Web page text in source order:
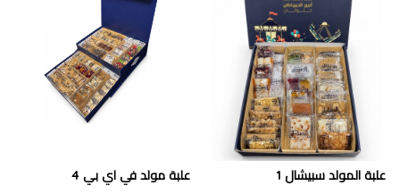
علبة المولد سبيشال 1 علبة مولد في اي بي 4